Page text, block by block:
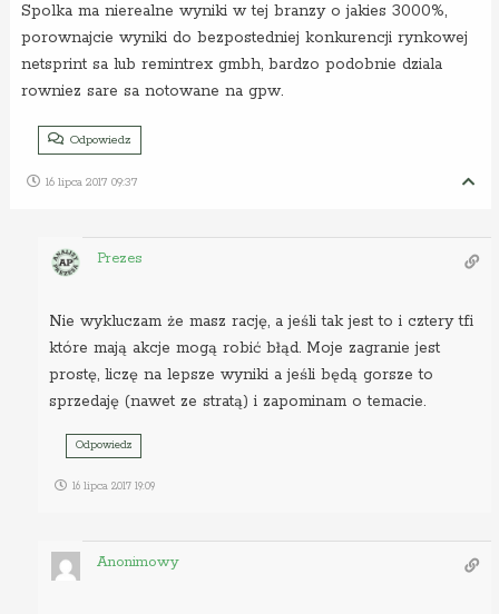
Spolka ma nierealne wyniki w tej branzy o jakies 3000%,
porownajcie wyniki do bezpostedniej konkurencji rynkowej
netsprint sa lub remintrex gmbh, bardzo podobnie dziala
rowniez sare sa notowane na gpw.
Odpowiedz
16 lipca 2017 09:37
Prezes
Nie wykluczam że masz rację, a jeśli tak jest to i cztery tfi
które mają akcje mogą robić błąd. Moje zagranie jest
prostę, liczę na lepsze wyniki a jeśli będą gorsze to
sprzedaję (nawet ze stratą) i zapominam o temacie.
Odpowiedz
16 lipca 2017 19:09
Anonimowy